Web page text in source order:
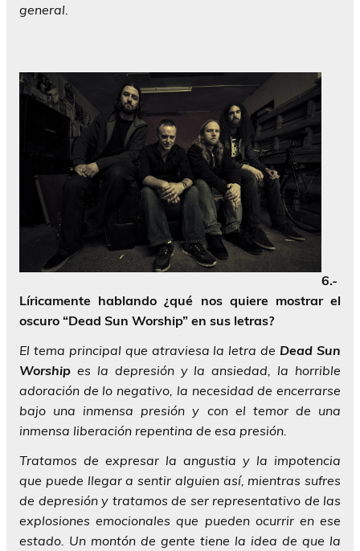
general
6.-
Líricamente hablando ¿qué nos quiere mostrar el
oscuro “Dead Sun Worship” en sus letras?
El tema principal que atraviesa la letra de Dead Sun
Worship es ​​la depresión y la ansiedad, la horrible
adoración de lo negativo, la necesidad de encerrarse
bajo una inmensa presión y con el temor de una
inmensa liberación repentina de esa presión.
Tratamos de expresar la angustia y la impotencia
que puede llegar a sentir alguien así, mientras sufres
de depresión y tratamos de ser representativo de las
explosiones emocionales que pueden ocurrir en ese
estado. Un montón de gente tiene la idea de que la